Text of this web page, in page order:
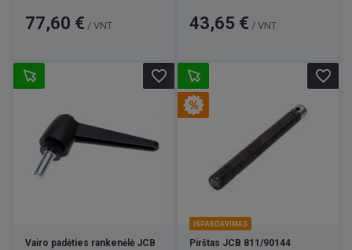
Kaina
77,60 € / VNT
Kaina
43,65 € / VNT
Vairo padėties rankenėlė JCB
favorite_border
IŠPARDAVIMAS
Pirštas JCB 811/90144
favorite_border